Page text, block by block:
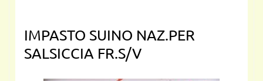
IMPASTO SUINO NAZ.PER
SALSICCIA FR.S/V